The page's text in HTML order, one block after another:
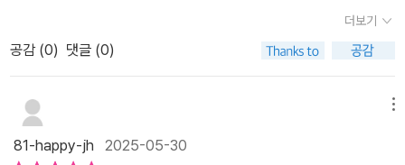
과 뺄셈이 어렵지는 않았지만 문제를 꼼꼼하게 읽지 않아 가끔 실수
가 있었다 서술형 문제의 풀이 과정을 자연스럽게 익혀가며 학습하다
보면 서술형이나 문장제 문제에도 부담을 덜 느끼고 스스로 풀어나가
는 과정에서 자신감을 갖게 될 것 같다 또한 매일 학습량이 많지 않아
지치지 않고 즐겁게 공부할 수 있어서 아이 스스로 계획을 세워 학습
하기에 유용한 것 같다 수학적 읽기 쓰기는 국어와는 다르다 책을 많
지 않으면풀기 어렵다는 점~문제해결 풀이를기적의 수학문장제로
학습하다 보면도움을 많이 받을 수 있을 것 같네요.​핵십어 독해법으
지확인할 수 있는 부분이 나와있어아이가 문제를 많이 틀리거나 이해
하지 못한다면 그 전 단계로 넘어가그 부분을 짚고 학습을 해야겠더
서술형문제를 만나볼 수 있어서처음 서술형을 접하는 친구들에게도
좋을거 같아요개념부터 잡아주니깐요 ^^공부한 날짜를 쓰고 스스로
평가도 해볼 수 있고아이가 스스로 자기주도학습하기에도 좋을거 같
아요!벌써부터 스스로 평가가 기대되는데요개념확인은 너무 쉬워서
금방 쑥쑥 풀어 넘어갈거 같더라구요 ㅎ하지만 그다음부터는 어려울
거 같으니기초 개념부터 단단히 잡고 가는게 좋을거 같네요!하루 4쪽
더보기
공감 (0) 댓글 (0)
81-happy-jh 2025-05-30